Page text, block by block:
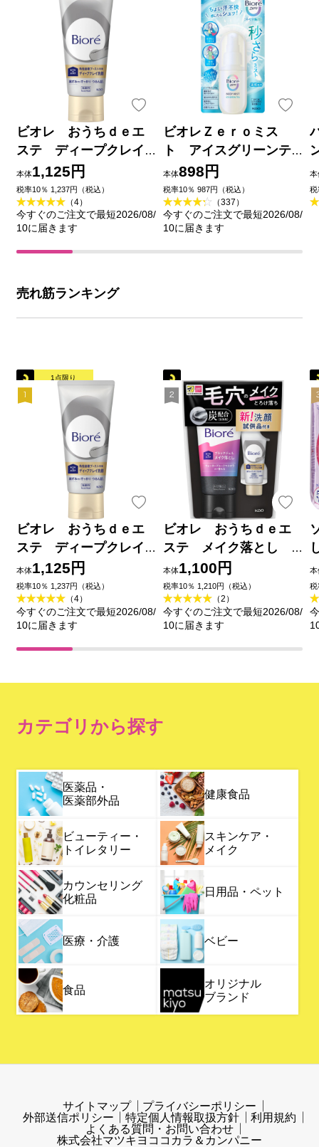
ビオレ おうちｄｅエ
ステ ディープクレイ
洗顔 １８０ｇ 花王
本体1,125円
税率10％ 1,237円（税込）
（4）
今すぐのご注文で最短2026/08/
10に届きます
ビオレＺｅｒｏミス
ト アイスグリーンテ
ィーの香り ６０ｍＬ 花
王
本体898円
税率10％ 987円（税込）
（337）
今すぐのご注文で最短2026/08/
10に届きます
本
税
売れ筋ランキング
1点限り
ビオレ おうちｄｅエ
ステ ディープクレイ
洗顔 １８０ｇ 花王
本体1,125円
税率10％ 1,237円（税込）
（4）
今すぐのご注文で最短2026/08/
10に届きます
ビオレ おうちｄｅエ
ステ メイク落とし
ブラックジェル クレ
イ試供品セット ２００
ｇ＋２０ｇ 花王
本体1,100円
税率10％ 1,210円（税込）
（2）
今すぐのご注文で最短2026/08/
10に届きます
本
税
カテゴリから探す
医薬品・
医薬部外品
健康食品
ビューティー・
トイレタリー
スキンケア・
メイク
カウンセリング
化粧品
日用品・ペット
医療・介護 ベビー
食品
オリジナル
ブランド
サイトマップ
プライバシーポリシー
外部送信ポリシー
特定個人情報取扱方針
利用規約
よくある質問・お問い合わせ
株式会社マツキヨココカラ＆カンパニー